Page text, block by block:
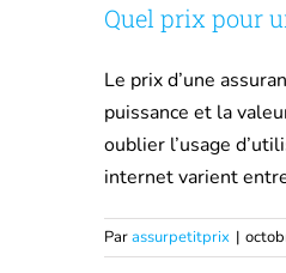
Quel prix pour
Le prix d’une
puissance et la
oublier l’usage
internet varient
Parassurpetitprix |